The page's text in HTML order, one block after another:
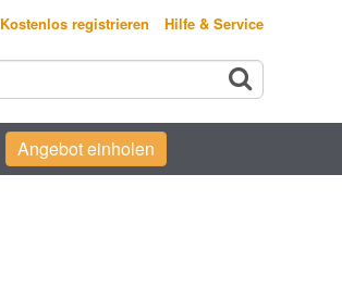
Kostenlos registrieren Hilfe & Service
Angebot einholen